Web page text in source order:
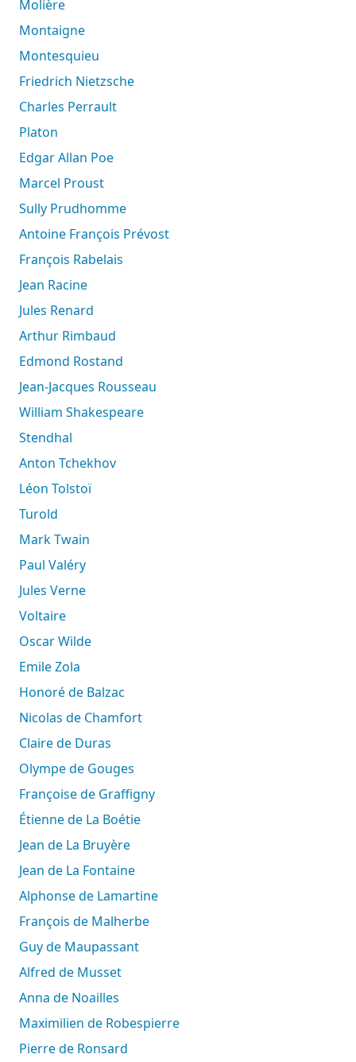
Molière
Montaigne
Montesquieu
Friedrich Nietzsche
Charles Perrault
Platon
Edgar Allan Poe
Marcel Proust
Sully Prudhomme
Antoine François Prévost
François Rabelais
Jean Racine
Jules Renard
Arthur Rimbaud
Edmond Rostand
Jean-Jacques Rousseau
William Shakespeare
Stendhal
Anton Tchekhov
Léon Tolstoï
Turold
Mark Twain
Paul Valéry
Jules Verne
Voltaire
Oscar Wilde
Emile Zola
Honoré de Balzac
Nicolas de Chamfort
Claire de Duras
Olympe de Gouges
Françoise de Graffigny
Étienne de La Boétie
Jean de La Bruyère
Jean de La Fontaine
Alphonse de Lamartine
François de Malherbe
Guy de Maupassant
Alfred de Musset
Anna de Noailles
Maximilien de Robespierre
Pierre de Ronsard